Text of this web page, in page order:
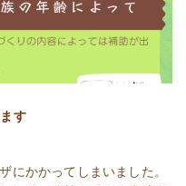
す
にかかってしまいました。